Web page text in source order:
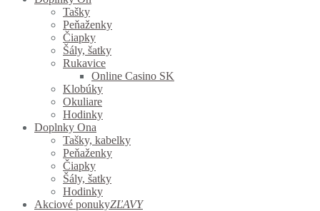
Tašky
Peňaženky
Čiapky
Šály, šatky
Rukavice
Online Casino SK
Klobúky
Okuliare
Hodinky
Doplnky Ona
Tašky, kabelky
Peňaženky
Čiapky
Šály, šatky
Hodinky
Akciové ponukyZĽAVY